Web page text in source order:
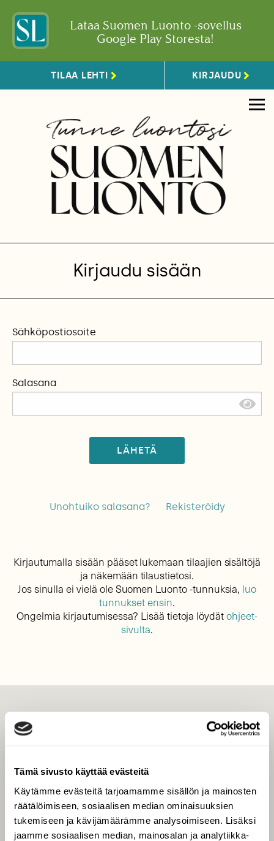
Tämä sivusto käyttää evästeitä
Käytämme evästeitä tarjoamamme sisällön ja mainosten
räätälöimiseen, sosiaalisen median ominaisuuksien
tukemiseen ja kävijämäärämme analysoimiseen. Lisäksi
jaamme sosiaalisen median, mainosalan ja analytiikka-
Lataa Suomen Luonto -sovellus
Google Play Storesta!
TILAA LEHTI KIRJAUDU
Kirjaudu sisään
Sähköpostiosoite
Salasana
LÄHETÄ
Unohtuiko salasana? Rekisteröidy
Kirjautumalla sisään pääset lukemaan tilaajien sisältöjä
ja näkemään tilaustietosi.
Jos sinulla ei vielä ole Suomen Luonto -tunnuksia, luo
tunnukset ensin.
Ongelmia kirjautumisessa? Lisää tietoja löydätohjeet-
sivulta.
Tilaa digilukuoikeus
Äänestä parasta juttua
Tilaa uutiskirje